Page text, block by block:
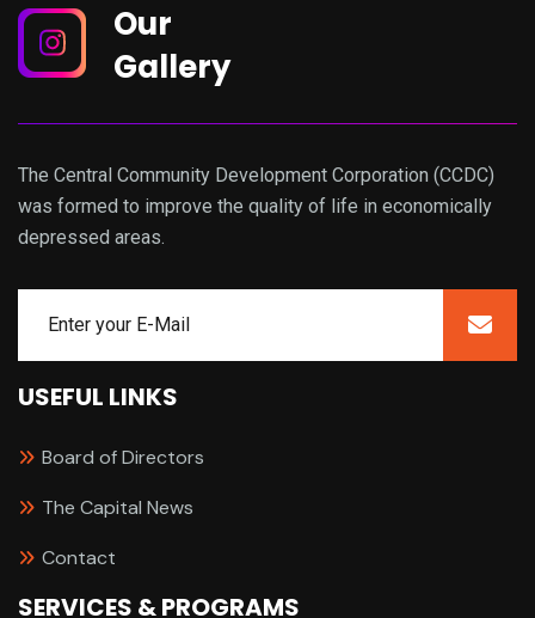
Our
Gallery
The Central Community Development Corporation (CCDC)
was formed to improve the quality of life in economically
depressed areas.
USEFUL LINKS
Board of Directors
The Capital News
Contact
SERVICES & PROGRAMS